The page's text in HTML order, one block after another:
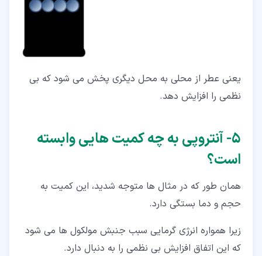
یعنی عطر از محلی به محل دیگری پخش می شود که بی
نظمی را افزایش دهد.
۵‏- آنتروپی به چه کمیت هایی وابسته
است؟
همان طور که در مثال ها متوجه شدید، این کمیت به
حجم و دما بستگی دارد.
زیرا همواره انرژی گرمایی سبب جنبش مولکول ها می شود
که این اتفاق افزایش بی نظمی را به دنبال دارد.